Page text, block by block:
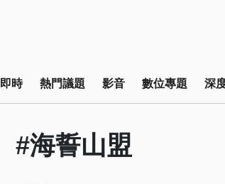
即時 熱門議題 影音 數位專題 深
#海誓山盟